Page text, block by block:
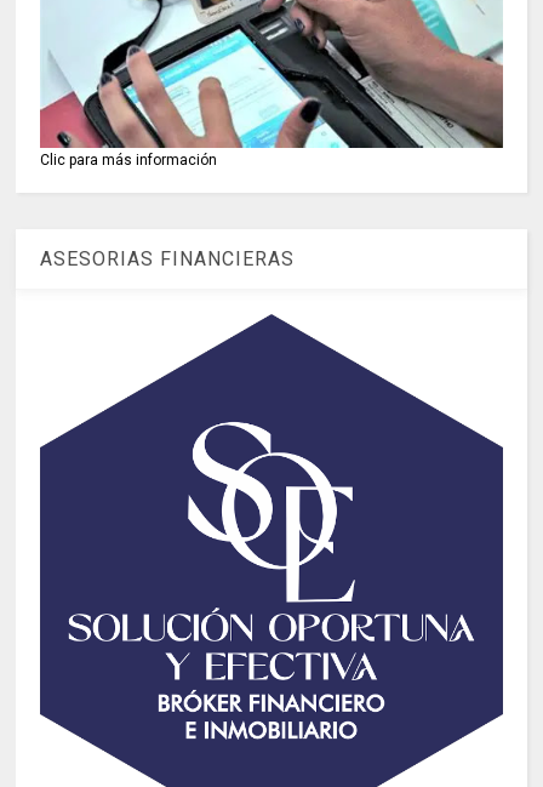
Clic para más información
ASESORIAS FINANCIERAS